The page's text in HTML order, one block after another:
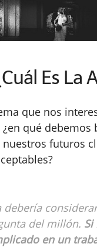
Es La
que nos
qué debemos
futuros
debería
del millón. Si
en un